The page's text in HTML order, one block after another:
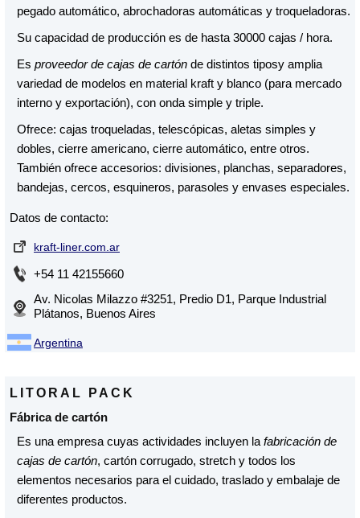
pegado automático, abrochadoras automáticas y troqueladoras.
Su capacidad de producción es de hasta 30000 cajas / hora.
Es proveedor de cajas de cartón de distintos tiposy amplia
variedad de modelos en material kraft y blanco (para mercado
interno y exportación), con onda simple y triple.
Ofrece: cajas troqueladas, telescópicas, aletas simples y
dobles, cierre americano, cierre automático, entre otros.
También ofrece accesorios: divisiones, planchas, separadores,
bandejas, cercos, esquineros, parasoles y envases especiales.
Datos de contacto:
kraft-liner.com.ar
+54 11 42155660
Av. Nicolas Milazzo #3251, Predio D1, Parque Industrial
Plátanos, Buenos Aires
Argentina
LITORAL PACK
Fábrica de cartón
Es una empresa cuyas actividades incluyen la fabricación de
cajas de cartón, cartón corrugado, stretch y todos los
elementos necesarios para el cuidado, traslado y embalaje de
diferentes productos.